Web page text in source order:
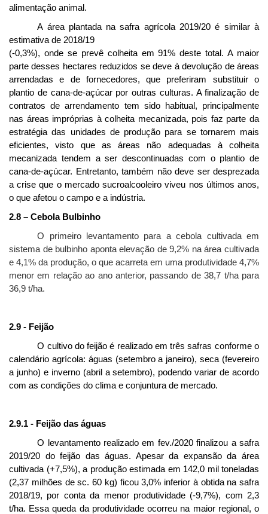
alimentação animal.
A área plantada na safra agrícola 2019/20 é similar à
estimativa de 2018/19
(-0,3%), onde se prevê colheita em 91% deste total. A maior
parte desses hectares reduzidos se deve à devolução de áreas
arrendadas e de fornecedores, que preferiram substituir o
plantio de cana-de-açúcar por outras culturas. A finalização de
contratos de arrendamento tem sido habitual, principalmente
nas áreas impróprias à colheita mecanizada, pois faz parte da
estratégia das unidades de produção para se tornarem mais
eficientes, visto que as áreas não adequadas à colheita
mecanizada tendem a ser descontinuadas com o plantio de
cana-de-açúcar. Entretanto, também não deve ser desprezada
a crise que o mercado sucroalcooleiro viveu nos últimos anos,
o que afetou o campo e a indústria.
2.8 – Cebola Bulbinho
O primeiro levantamento para a cebola cultivada em
sistema de bulbinho aponta elevação de 9,2% na área cultivada
e 4,1% da produção, o que acarreta em uma produtividade 4,7%
menor em relação ao ano anterior, passando de 38,7 t/ha para
36,9 t/ha.
2.9 - Feijão
O cultivo do feijão é realizado em três safras conforme o
calendário agrícola: águas (setembro a janeiro), seca (fevereiro
a junho) e inverno (abril a setembro), podendo variar de acordo
com as condições do clima e conjuntura de mercado.
2.9.1 - Feijão das águas
O levantamento realizado em fev./2020 finalizou a safra
2019/20 do feijão das águas. Apesar da expansão da área
cultivada (+7,5%), a produção estimada em 142,0 mil toneladas
(2,37 milhões de sc. 60 kg) ficou 3,0% inferior à obtida na safra
2018/19, por conta da menor produtividade (-9,7%), com 2,3
t/ha. Essa queda da produtividade ocorreu na maior regional, o